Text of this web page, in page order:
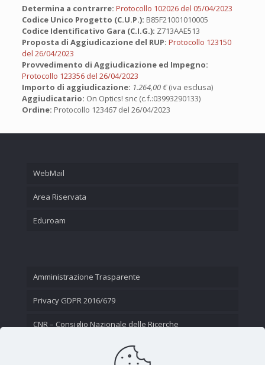
Determina a contrarre: Protocollo 102026 del 05/04/2023
Codice Unico Progetto (C.U.P.): B85F21001010005
Codice Identificativo Gara (C.I.G.): Z713AAE513
Proposta di Aggiudicazione del RUP: Protocollo 123150
del 26/04/2023
Provvedimento di Aggiudicazione ed Impegno:
Protocollo 123356 del 26/04/2023
Importo di aggiudicazione: 1.264,00 €(iva esclusa)
Aggiudicatario: On Optics! snc (c.f.:03993290133)
Ordine: Protocollo 123467 del 26/04/2023
WebMail
Area Riservata
Eduroam
Amministrazione Trasparente
Privacy GDPR 2016/679
CNR – Consiglio Nazionale delle Ricerche